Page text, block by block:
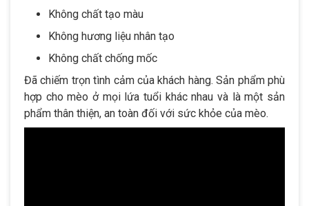
Không chất tạo màu
Không hương liệu nhân tạo
Không chất chống mốc
Đã chiếm trọn tình cảm của khách hàng. Sản phẩm phù
hợp cho mèo ở mọi lứa tuổi khác nhau và là một sản
phẩm thân thiện, an toàn đối với sức khỏe của mèo.